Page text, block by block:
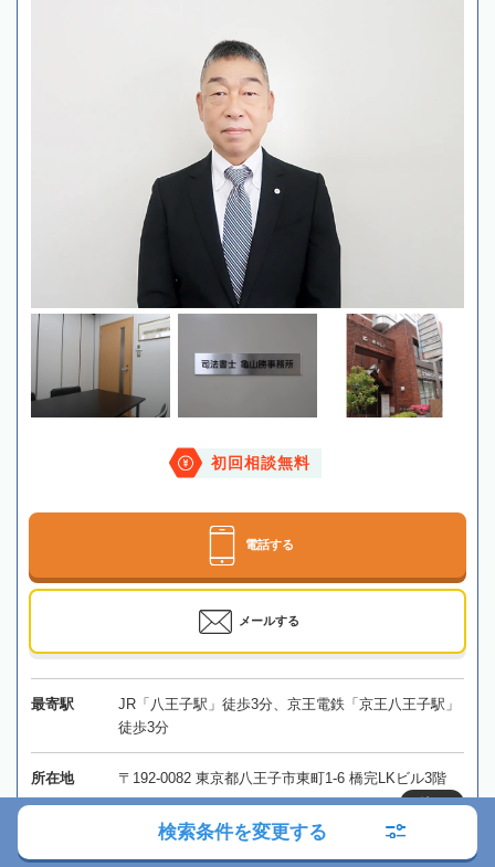
初回相談無料
電話する
メールする
最寄駅
JR「八王子駅」徒歩3分、京王電鉄「京王八王子駅」
徒歩3分
所在地 〒192-0082 東京都八王子市東町1-6 橋完LKビル3階
地図
検索条件を変更する